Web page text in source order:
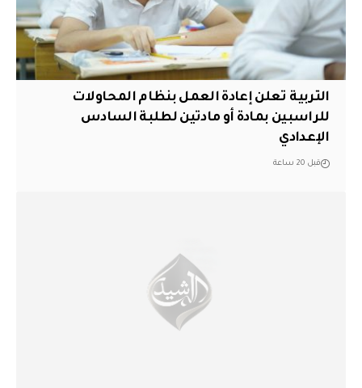
التربية تعلن إعادة العمل بنظام المحاولات
للراسبين بمادة أو مادتين لطلبة السادس
الإعدادي
قبل 20 ساعة